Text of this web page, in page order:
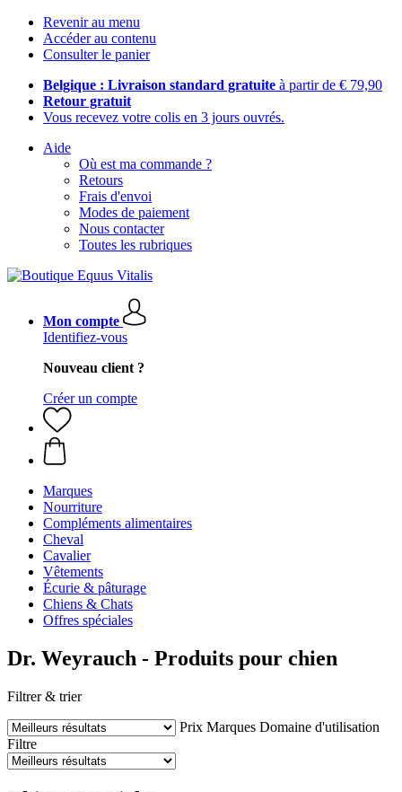
Revenir au menu
Accéder au contenu
Consulter le panier
Belgique : Livraison standard gratuite à partir de € 79,90
Retour gratuit
Vous recevez votre colis en 3 jours ouvrés.
Aide
Où est ma commande ?
Retours
Frais d'envoi
Modes de paiement
Nous contacter
Toutes les rubriques
Mon compte
Identifiez-vous
Nouveau client ?
Créer un compte
Marques
Nourriture
Compléments alimentaires
Cheval
Cavalier
Vêtements
Écurie & pâturage
Chiens & Chats
Offres spéciales
Dr. Weyrauch - Produits pour chien
Filtrer & trier
Prix Marques Domaine d'utilisation
Filtre